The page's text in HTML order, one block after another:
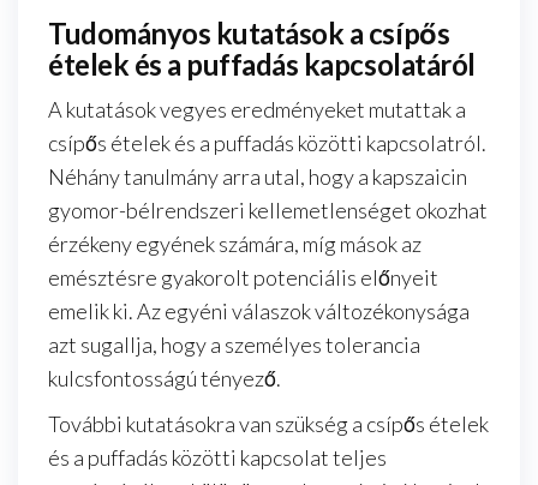
Tudományos kutatások a csípős
ételek és a puffadás kapcsolatáról
A kutatások vegyes eredményeket mutattak a
csípős ételek és a puffadás közötti kapcsolatról.
Néhány tanulmány arra utal, hogy a kapszaicin
gyomor-bélrendszeri kellemetlenséget okozhat
érzékeny egyének számára, míg mások az
emésztésre gyakorolt potenciális előnyeit
emelik ki. Az egyéni válaszok változékonysága
azt sugallja, hogy a személyes tolerancia
kulcsfontosságú tényező.
További kutatásokra van szükség a csípős ételek
és a puffadás közötti kapcsolat teljes